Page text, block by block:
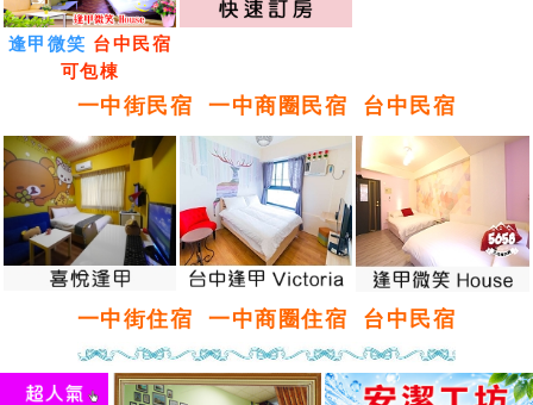
逢甲微笑 台中民宿
可包棟
一中街民宿 一中商圈民宿 台中民宿
一中街住宿 一中商圈住宿 台中民宿